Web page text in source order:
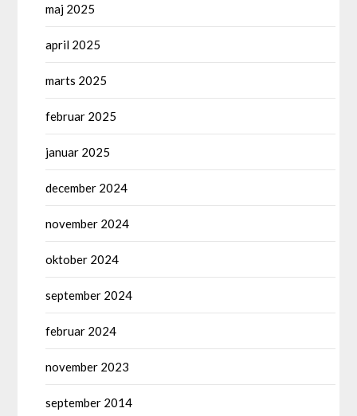
maj 2025
april 2025
marts 2025
februar 2025
januar 2025
december 2024
november 2024
oktober 2024
september 2024
februar 2024
november 2023
september 2014